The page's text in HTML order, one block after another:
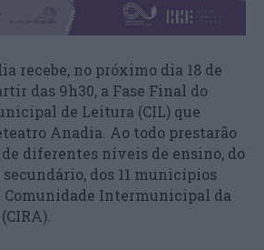
recebe, no próximo dia 18 de
das 9h30, a Fase Final do
de Leitura (CIL) que
Anadia. Ao todo prestarão
de diferentes níveis de ensino, do
secundário, dos 11 municípios
Comunidade Intermunicipal da